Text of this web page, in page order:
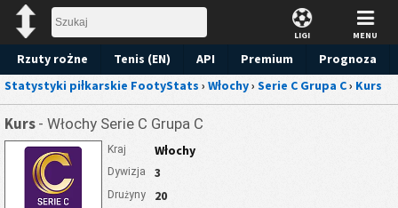
LIGI MENU
Rzuty rożne Tenis (EN) API Premium
Prognoza
Statystyki piłkarskie FootyStats › Włochy› Serie C Grupa C› Kurs
Kurs - Włochy Serie C Grupa C
Kraj Włochy
Dywizja 3
Drużyny 20